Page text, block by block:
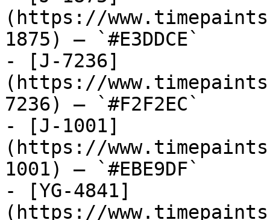
(https://
1875) — `#E3DDCE`
- [J-7236]
(https://
7236) — `#F2F2EC`
- [J-1001]
(https://
1001) — `#EBE9DF`
- [YG-4841]
(https://